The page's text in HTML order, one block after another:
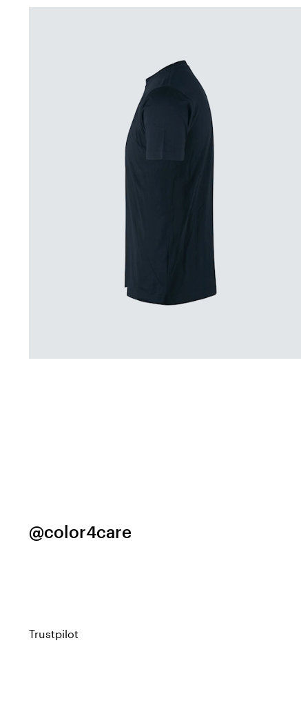
@color4care
Trustpilot